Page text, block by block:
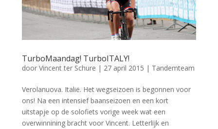
TurboMaandag! TurboITALY!
door Vincent ter Schure | 27 april 2015 | Tandemteam
Verolanuova. Italië. Het wegseizoen is begonnen voor
ons! Na een intensief baanseizoen en een kort
uitstapje op de solofiets vorige week wat een
overwinnining bracht voor Vincent. Letterlijk en